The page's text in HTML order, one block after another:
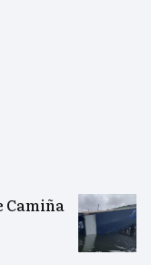
Camiña